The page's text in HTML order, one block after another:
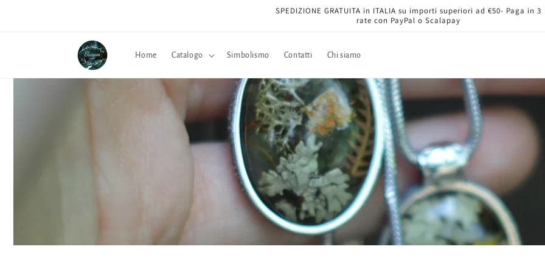
SPEDIZIONE GRATUITA in ITALIA su importi superiori ad €50- Paga in 3
rate con PayPal o Scalapay
Home Catalogo Simbolismo Contatti Chi siamo